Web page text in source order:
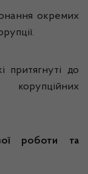
окремих
притягнуті до
корупційних
роботи та